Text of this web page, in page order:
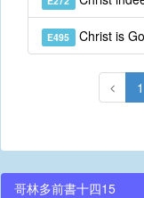
E495 Christ is
1
哥林多前書十四15